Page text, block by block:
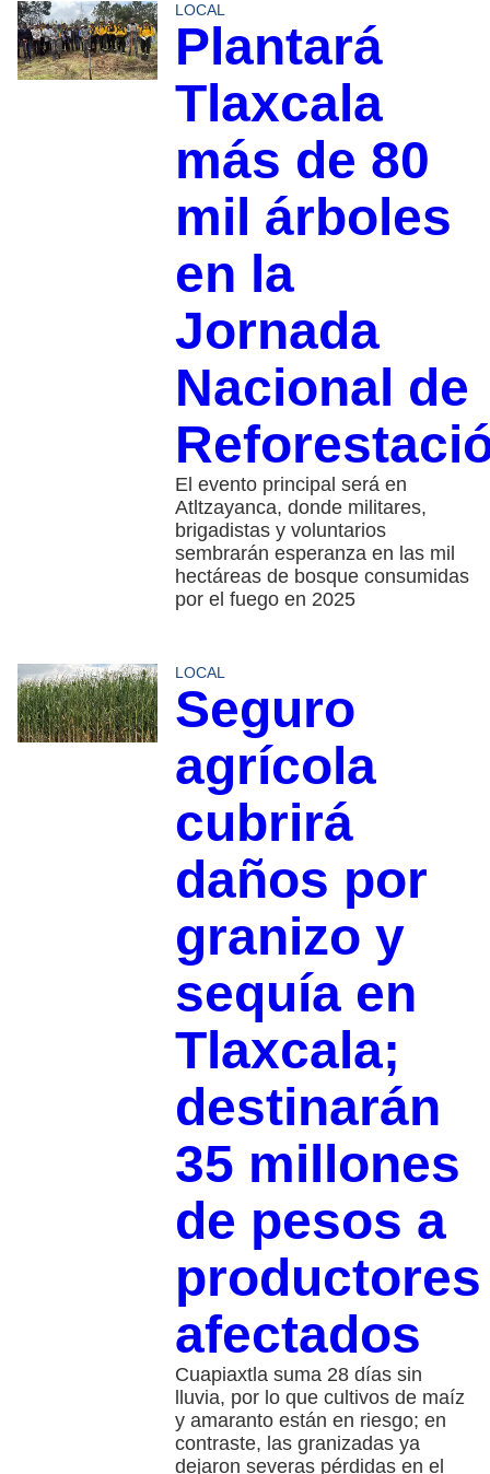
LOCAL
Plantará
Tlaxcala
más de 80
mil árboles
en la
Jornada
Nacional de
El evento principal será en
Atltzayanca, donde militares,
brigadistas y voluntarios
sembrarán esperanza en las mil
hectáreas de bosque consumidas
por el fuego en 2025
LOCAL
Seguro
agrícola
cubrirá
daños por
granizo y
sequía en
Tlaxcala;
destinarán
35 millones
de pesos a
productores
afectados
Cuapiaxtla suma 28 días sin
lluvia, por lo que cultivos de maíz
y amaranto están en riesgo; en
contraste, las granizadas ya
dejaron severas pérdidas en el